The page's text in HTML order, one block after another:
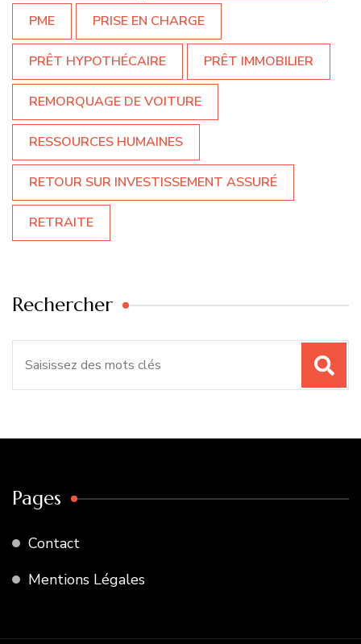
PME PRISE EN CHARGE
PRÊT HYPOTHÉCAIRE PRÊT IMMOBILIER
REMORQUAGE DE VOITURE
RESSOURCES HUMAINES
RETOUR SUR INVESTISSEMENT ASSURÉ
RETRAITE
Rechercher
Pages
Contact
Mentions Légales